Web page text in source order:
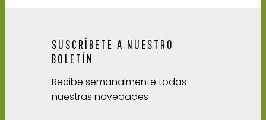
SUSCRÍBETE A NUESTRO
BOLETÍN
Recibe semanalmente todas
nuestras novedades